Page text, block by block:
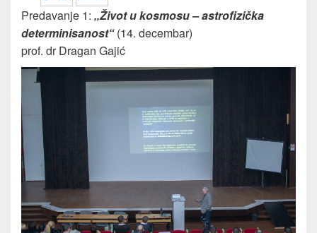
Predavanje 1: „Život u kosmosu – astrofizička
determinisanost“(14. decembar)
prof. dr Dragan Gajić